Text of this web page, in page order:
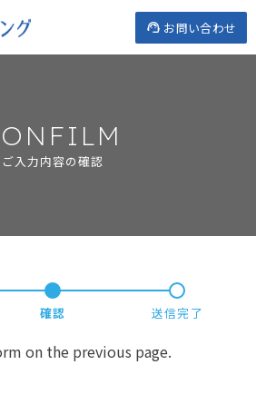
お問い合わせ
ご入力内容の確認
確認 送信完了
on the previous page.